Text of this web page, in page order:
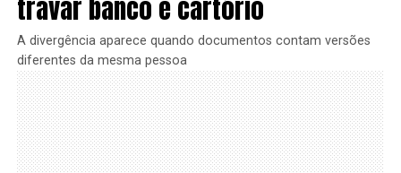
travar banco e cartório
A divergência aparece quando documentos contam versões
diferentes da mesma pessoa